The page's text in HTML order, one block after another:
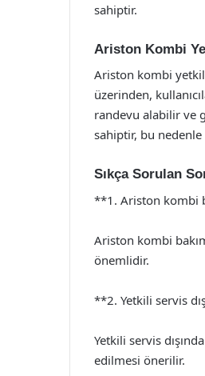
sahiptir.
Ariston Kombi
Ariston kombi
üzerinden,
randevu alabilir ve
sahiptir, bu
Sıkça Sorulan
**1. Ariston kombi
Ariston kombi
önemlidir.
**2. Yetkili servis
Yetkili servis
edilmesi önerilir.